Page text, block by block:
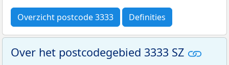
Overzicht postcode 3333 Definities
Over het postcodegebied 3333 SZ